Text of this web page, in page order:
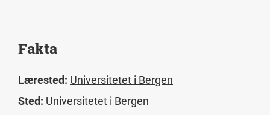
Fakta
Lærested: Universitetet i Bergen
Sted: Universitetet i Bergen